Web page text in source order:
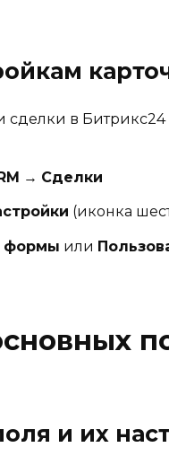
сделки в
→ Сделки
(иконка
формы или
и их